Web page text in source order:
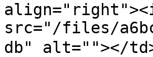
src="/files/
db" alt=""></